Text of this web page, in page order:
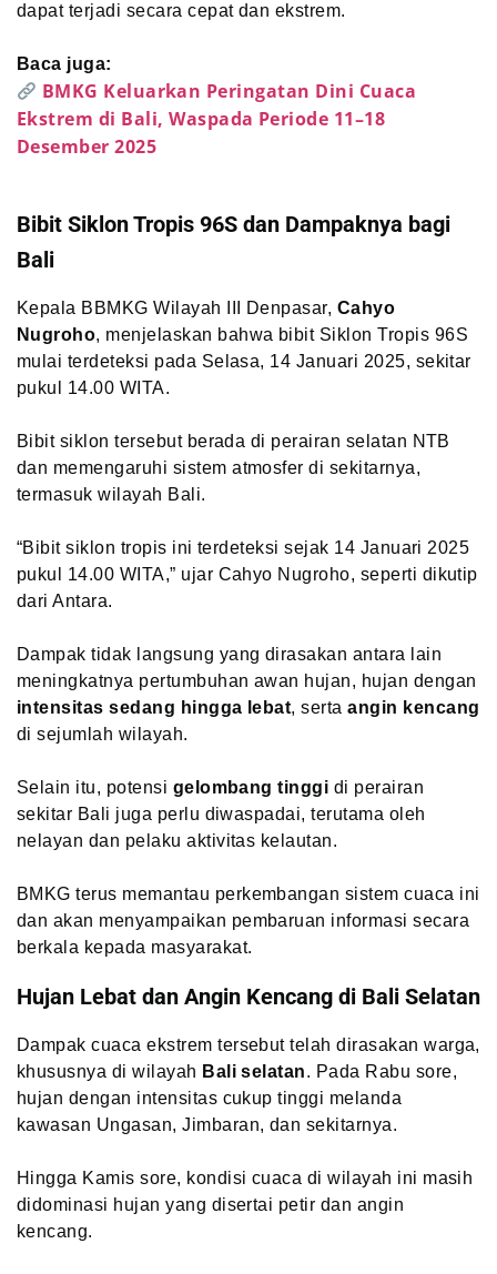
dapat terjadi secara cepat dan ekstrem.
Baca juga:
BMKG Keluarkan Peringatan Dini Cuaca
Ekstrem di Bali, Waspada Periode 11–18
Desember 2025
Bibit Siklon Tropis 96S dan Dampaknya bagi
Bali
Kepala BBMKG Wilayah III Denpasar, Cahyo
Nugroho, menjelaskan bahwa bibit Siklon Tropis 96S
mulai terdeteksi pada Selasa, 14 Januari 2025, sekitar
pukul 14.00 WITA.
Bibit siklon tersebut berada di perairan selatan NTB
dan memengaruhi sistem atmosfer di sekitarnya,
termasuk wilayah Bali.
“Bibit siklon tropis ini terdeteksi sejak 14 Januari 2025
pukul 14.00 WITA,” ujar Cahyo Nugroho, seperti dikutip
dari Antara.
Dampak tidak langsung yang dirasakan antara lain
meningkatnya pertumbuhan awan hujan, hujan dengan
intensitas sedang hingga lebat, sertaangin kencang
di sejumlah wilayah.
Selain itu, potensi gelombang tinggi di perairan
sekitar Bali juga perlu diwaspadai, terutama oleh
nelayan dan pelaku aktivitas kelautan.
BMKG terus memantau perkembangan sistem cuaca ini
dan akan menyampaikan pembaruan informasi secara
berkala kepada masyarakat.
Hujan Lebat dan Angin Kencang di Bali Selatan
Dampak cuaca ekstrem tersebut telah dirasakan warga,
khususnya di wilayah Bali selatan. Pada Rabu sore,
hujan dengan intensitas cukup tinggi melanda
kawasan Ungasan, Jimbaran, dan sekitarnya.
Hingga Kamis sore, kondisi cuaca di wilayah ini masih
didominasi hujan yang disertai petir dan angin
kencang.